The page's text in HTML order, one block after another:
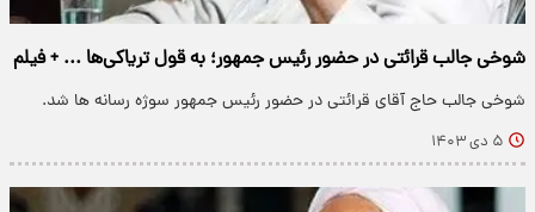
شوخی جالب قرائتی در حضور رئیس جمهور؛ به قول تریاکی‌ها ... + فیلم
شوخی جالب حاج آقای قرائتی در حضور رئیس جمهور سوژه رسانه ها شد.
۵ دی ۱۴۰۳